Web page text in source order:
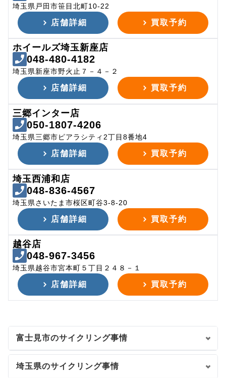
埼玉県戸田市笹目北町10-22
店舗詳細 買取予約
ホイールズ埼玉新座店
048-480-4182
埼玉県新座市野火止７－４－２
店舗詳細 買取予約
三郷インター店
050-1807-4206
埼玉県三郷市ピアラシティ2丁目8番地4
店舗詳細 買取予約
埼玉西浦和店
048-836-4567
埼玉県さいたま市桜区町谷3-8-20
店舗詳細 買取予約
越谷店
048-967-3456
埼玉県越谷市宮本町５丁目２４８－１
店舗詳細 買取予約
富士見市のサイクリング事情
埼玉県のサイクリング事情